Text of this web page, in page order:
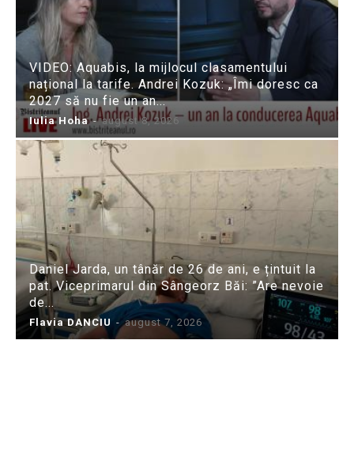
VIDEO: Aquabis, la mijlocul clasamentului
național la tarife. Andrei Kozuk: „Îmi doresc ca
2027 să nu fie un an...
Iulia Hoha - august 8, 2026
Daniel Jarda, un tânăr de 26 de ani, e țintuit la
pat. Viceprimarul din Sângeorz Băi: ”Are nevoie
de...
Flavia DANCIU - august 7, 2026